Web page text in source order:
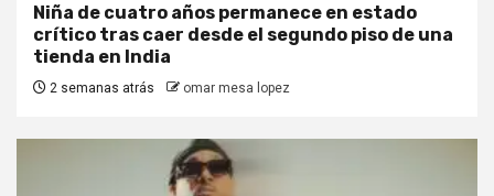
Niña de cuatro años permanece en estado
crítico tras caer desde el segundo piso de una
tienda en India
2 semanas atrás omar mesa lopez